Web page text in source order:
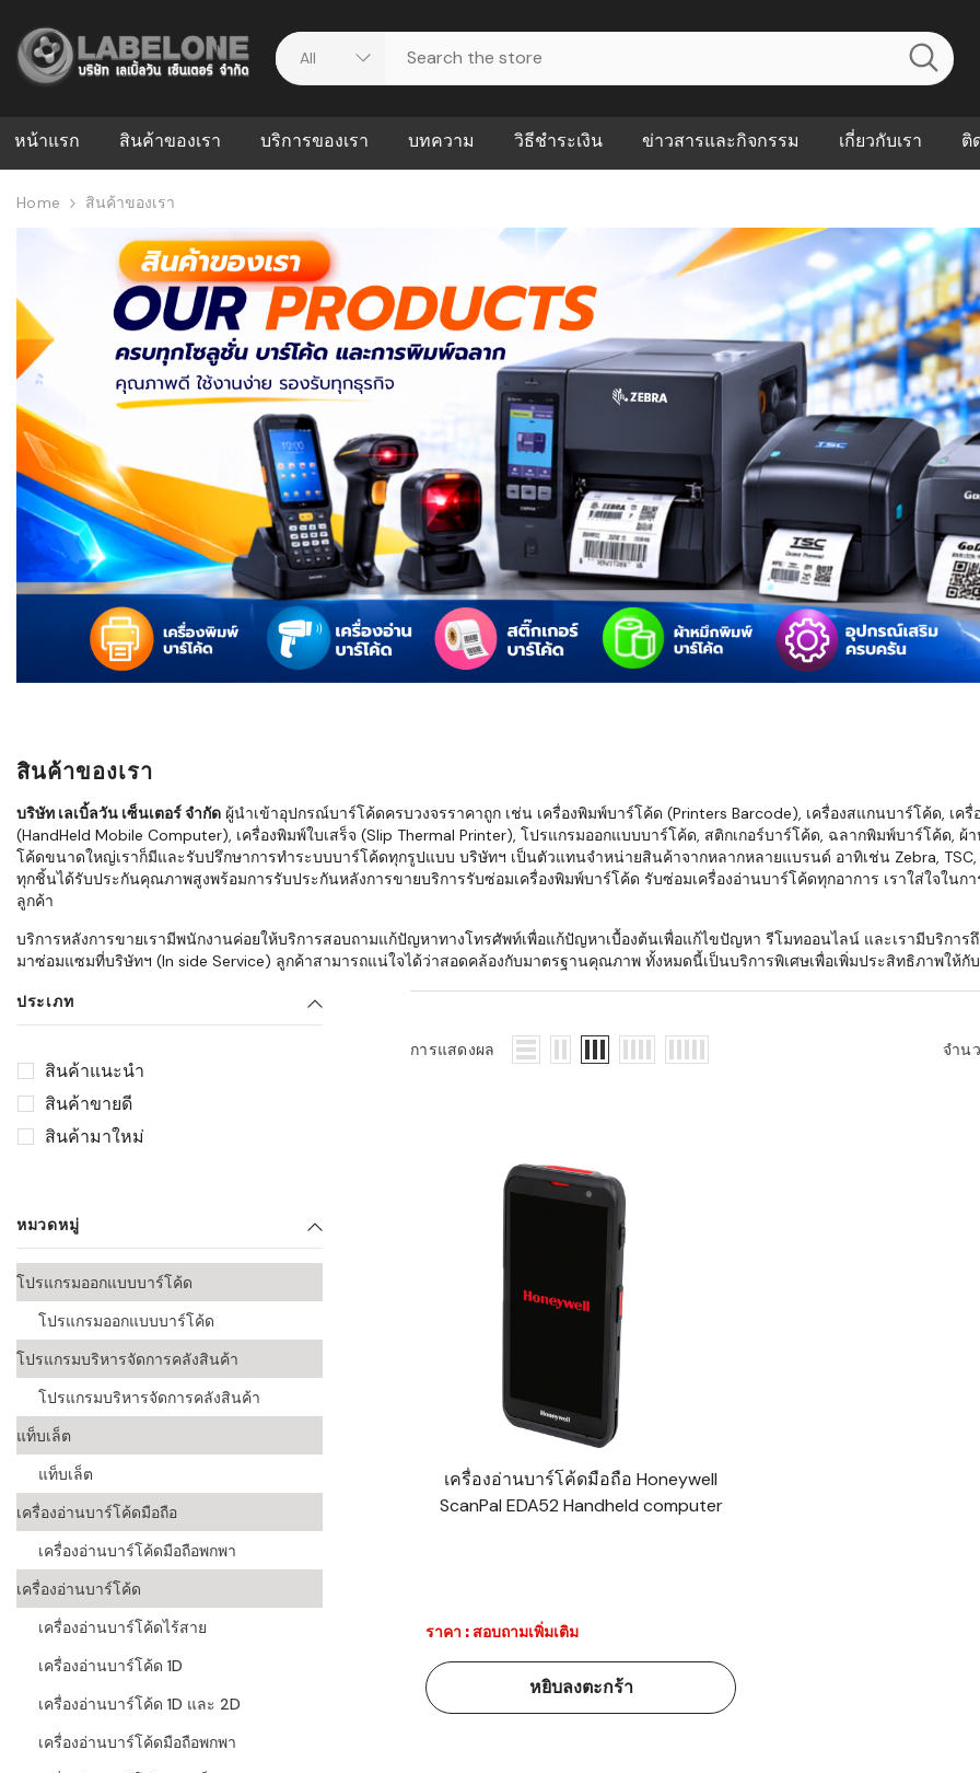
หน้าแรก สินค้าของเรา บริการของเรา
ดาวน์โหลดไดร์เวอร์
วีดีโอแนะนำ
บทความ
บริหารคลังสินค้าที่ช่วยลด
สต็อกแบบ Real-time
ปัญหาคลังสินค้าที่บอกว่า
ธุรกิจของคุณควรเริ่มใช้
WMS กับ ERP ต่างกัน
อย่างไร? ทำไมหลายธุรกิจ
ต้องใช้ร่วมกัน
ใช้ Excel คุมสต็อก กับใช้
WMS ต่างกันอย่างไร?
แบบไหนเหมาะกับธุรกิจที่
กำลังเติบโต
ขั้นตอนการทำงานของ
WMS ตั้งแต่รับสินค้า จัด
เก็บ หยิบ แพ็ก จนถึงจัดส่ง
อย่างไร
WMS สำหรับธุรกิจ 3PL,
ค้าส่ง และ E-Commerce:
แนะนำ Checklist ก่อน
เลือกระบบ WMS: ธุรกิจ
ก่อนเริ่มติดตั้ง
ส่งและโลจิสติกส์
การพัฒนาบาร์โค้ดในงาน
อุตสาหกรรมเสื้อผ้า
ระบบบาร์โค้ดใน
แพทย์
ระบบบาร์โค้ดในด้านการ
วิธีชำระเงิน ข่าวสารและกิจกรรม เกี่ยวกับเรา
FAQs
Our Customer
ติ
Home สินค้าของเรา
สินค้าของเรา
บริษัท เลเบิ้ลวัน เซ็นเตอร์ จำกัด ผู้นำเข้าอุปกรณ์บาร์โค้ดครบวงจรราคาถูก เช่น เครื่องพิมพ์บาร์โค้ด (Printers Barcode), เครื่องสแกนบาร์โค้ด, เค
(HandHeld Mobile Computer), เครื่องพิมพ์ใบเสร็จ (Slip Thermal Printer), โปรแกรมออกแบบบาร์โค้ด, สติกเกอร์บาร์โค้ด, ฉลากพิมพ์บาร์โค้ด,
โค้ดขนาดใหญ่เราก็มีและรับปรึกษาการทำระบบบาร์โค้ดทุกรูปแบบ บริษัทฯ เป็นตัวแทนจำหน่ายสินค้าจากหลากหลายแบรนด์ อาทิเช่น Zebra, TSC,
ทุกชิ้นได้รับประกันคุณภาพสูงพร้อมการรับประกันหลังการขายบริการรับซ่อมเครื่องพิมพ์บาร์โค้ด รับซ่อมเครื่องอ่านบาร์โค้ดทุกอาการ เราใส่ใจใน
ลูกค้า
บริการหลังการขายเรามีพนักงานค่อยให้บริการสอบถามแก้ปัญหาทางโทรศัพท์เพื่อแก้ปัญหาเบื้องต้นเพื่อแก้ไขปัญหา รีโมทออนไลน์ และเรามีบริการ
มาซ่อมแซมที่บริษัทฯ (In side Service) ลูกค้าสามารถแน่ใจได้ว่าสอดคล้องกับมาตรฐานคุณภาพ ทั้งหมดนี้เป็นบริการพิเศษเพื่อเพิ่มประสิทธิภาพให้กั
ประเภท
สินค้าแนะนำ
สินค้าขายดี
สินค้ามาใหม่
หมวดหมู่
โปรแกรมออกแบบบาร์โค้ด
โปรแกรมออกแบบบาร์โค้ด
โปรแกรมบริหารจัดการคลังสินค้า
โปรแกรมบริหารจัดการคลังสินค้า
แท็บเล็ต
แท็บเล็ต
เครื่องอ่านบาร์โค้ดมือถือ
เครื่องอ่านบาร์โค้ดมือถือพกพา
เครื่องอ่านบาร์โค้ด
เครื่องอ่านบาร์โค้ดไร้สาย
เครื่องอ่านบาร์โค้ด 1D
เครื่องอ่านบาร์โค้ด 1D และ 2D
เครื่องอ่านบาร์โค้ดมือถือพกพา
การแสดงผล จำน
เครื่องอ่านบาร์โค้ดมือถือ Honeywell
ScanPal EDA52 Handheld computer
ราคา : สอบถามเพิ่มเติม
หยิบลงตะกร้า